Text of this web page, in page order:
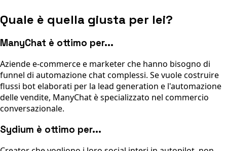
Quale è quella giusta per lei?
ManyChat è ottimo per...
Aziende e-commerce e marketer che hanno bisogno di
funnel di automazione chat complessi. Se vuole costruire
flussi bot elaborati per la lead generation e l'automazione
delle vendite, ManyChat è specializzato nel commercio
conversazionale.
Sydium è ottimo per...